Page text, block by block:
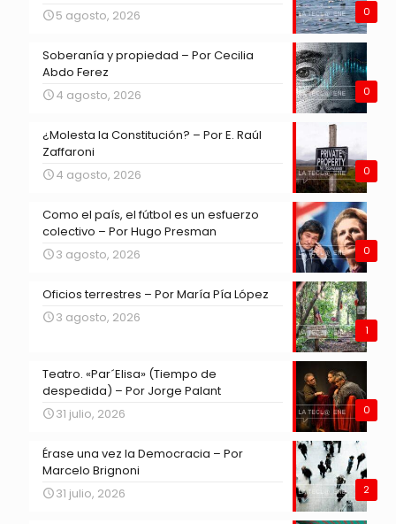
0
5 agosto, 2026
0
Soberanía y propiedad – Por Cecilia
Abdo Ferez
4 agosto, 2026
0
¿Molesta la Constitución? – Por E. Raúl
Zaffaroni
4 agosto, 2026
0
Como el país, el fútbol es un esfuerzo
colectivo – Por Hugo Presman
3 agosto, 2026
1
Oficios terrestres – Por María Pía López
3 agosto, 2026
0
Teatro. «Par´Elisa» (Tiempo de
despedida) – Por Jorge Palant
31 julio, 2026
2
Érase una vez la Democracia – Por
Marcelo Brignoni
31 julio, 2026